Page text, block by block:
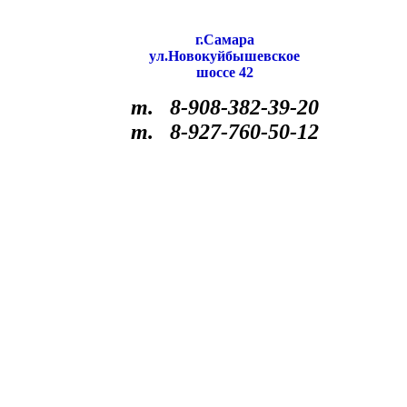
г.Самара
ул.Новокуйбышевское
шоссе 42
т. 8-908-382-39-20
т. 8-927-760-50-12